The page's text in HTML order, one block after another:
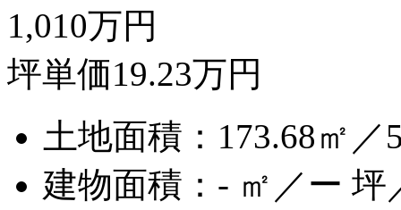
1,010万円
坪単価19.23万円
土地面積：173.68㎡／
建物面積：- ㎡／ー 坪